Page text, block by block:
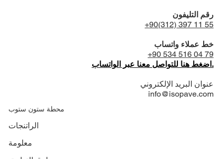
رقم التليفون
+90(312) 397 11 55
خط عملاء واتساب
+90 534 516 04 79
اضغط هنا للتواصل معنا عبر الواتساب.
عنوان البريد الإلكتروني
info@isopave.com
محطة ستون ستوب
الراتنجات
معلومة